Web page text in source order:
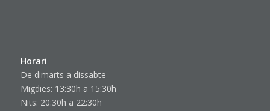
Horari
De dimarts a dissabte
Migdies: 13:30h a 15:30h
Nits: 20:30h a 22:30h